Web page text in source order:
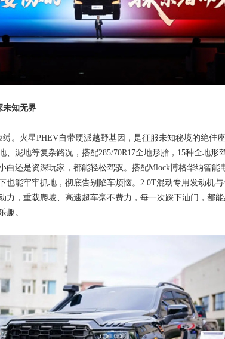
未知无界
。火星PHEV自带硬派越野基因，是征服未知秘境的绝佳
、泥地等复杂路况，搭配285/70R17全地形胎，15种全地形
白还是资深玩家，都能轻松驾驭。搭配Mlock博格华纳智能
也能牢牢抓地，彻底告别陷车烦恼。2.0T混动专用发动机
力，重载爬坡、高速超车毫不费力，每一次踩下油门，都
趣。